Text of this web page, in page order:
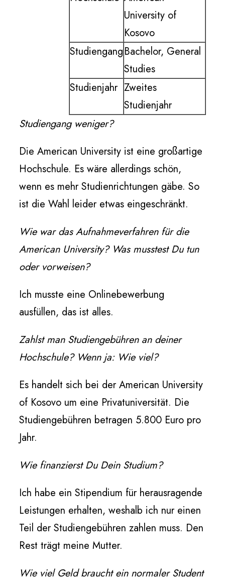
University of
Kosovo
StudiengangBachelor, General
Studies
Studienjahr Zweites
Studienjahr
Studiengang weniger?
Die American University ist eine großartige
Hochschule. Es wäre allerdings schön,
wenn es mehr Studienrichtungen gäbe. So
ist die Wahl leider etwas eingeschränkt.
Wie war das Aufnahmeverfahren für die
American University? Was musstest Du tun
oder vorweisen?
Ich musste eine Onlinebewerbung
ausfüllen, das ist alles.
Zahlst man Studiengebühren an deiner
Hochschule? Wenn ja: Wie viel?
Es handelt sich bei der American University
of Kosovo um eine Privatuniversität. Die
Studiengebühren betragen 5.800 Euro pro
Jahr.
Wie finanzierst Du Dein Studium?
Ich habe ein Stipendium für herausragende
Leistungen erhalten, weshalb ich nur einen
Teil der Studiengebühren zahlen muss. Den
Rest trägt meine Mutter.
Wie viel Geld braucht ein normaler Student